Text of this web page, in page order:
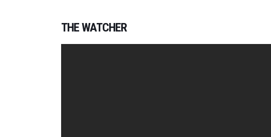
THE WATCHER